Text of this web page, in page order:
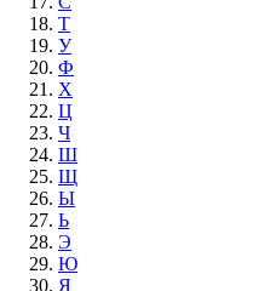
Т
У
Ф
Х
Ц
Ч
Ш
Щ
Ы
Ь
Э
Ю
Я